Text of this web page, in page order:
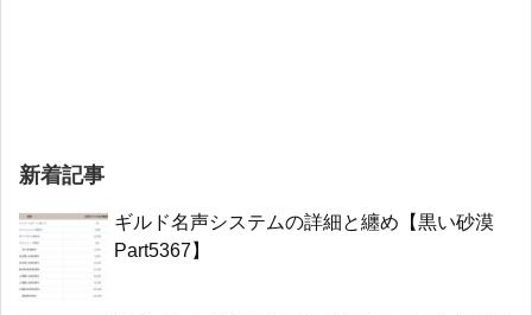
新着記事
ギルド名声システムの詳細と纏め【黒い砂漠
Part5367】